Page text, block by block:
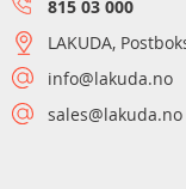
815 03 000
LAKUDA,
info@lakuda.no
sales@lakuda.no